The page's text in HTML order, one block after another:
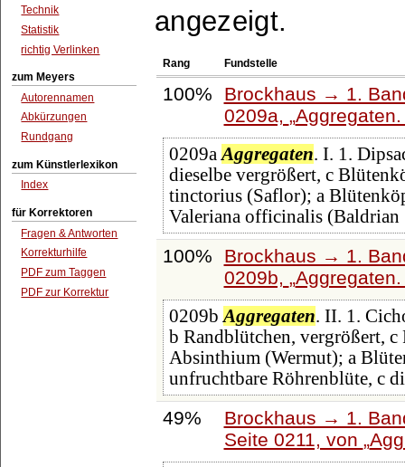
Technik
Statistik
richtig Verlinken
zum Meyers
Autorennamen
Abkürzungen
Rundgang
zum Künstlerlexikon
Index
für Korrektoren
Fragen & Antworten
Korrekturhilfe
PDF zum Taggen
PDF zur Korrektur
angezeigt.
Rang Fundstelle
100%
Brockhaus → 1.
0209a,
Aggregaten.
0209a Aggregaten. I. 1.
dieselbe vergrößert, c
tinctorius (Saflor); a
Valeriana officinalis (Baldrian
100%
Brockhaus → 1.
0209b,
Aggregaten.
0209b Aggregaten. II. 1.
b Randblütchen, vergrößert,
Absinthium (Wermut); a
unfruchtbare Röhrenblüte, c
49%
Brockhaus → 1.
Seite 0211, von